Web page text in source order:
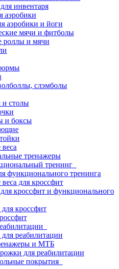
инвентаря
аэробики
аэробики и йоги
мячи и фитболы
роллы и мячи
слэмболы
столы
и боксы
тренажеры
тренинг
функционального тренинга
для кроссфит
кроссфит и функционального
кроссфит
реабилитации
и МТБ
для реабилитации
покрытия